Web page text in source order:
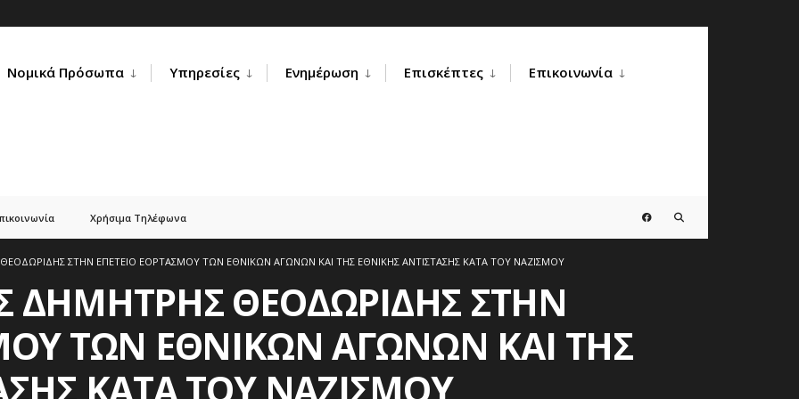
Νομικά Πρόσωπα Υπηρεσίες Ενημέρωση Επισκέπτες Επικοινωνία
Χρήσιμα Τηλέφωνα
ΣΤΗΝ ΕΠΕΤΕΙΟ ΕΟΡΤΑΣΜΟΥ ΤΩΝ ΕΘΝΙΚΩΝ ΑΓΩΝΩΝ ΚΑΙ ΤΗΣ ΕΘΝΙΚΗΣ ΑΝΤΙΣΤΑΣΗΣ ΚΑΤΑ ΤΟΥ ΝΑΖΙΣΜΟΥ
ΔΗΜΗΤΡΗΣ ΘΕΟΔΩΡΙΔΗΣ ΣΤΗΝ
ΤΩΝ ΕΘΝΙΚΩΝ ΑΓΩΝΩΝ ΚΑΙ ΤΗΣ